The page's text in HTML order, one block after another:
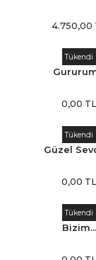
4.750,00
Tükendi
0,00 TL
Tükendi
Güzel
0,00 TL
Tükendi
Bizim...